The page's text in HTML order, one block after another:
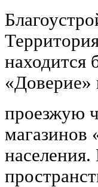
находится
«Доверие»
проезжую
магазинов